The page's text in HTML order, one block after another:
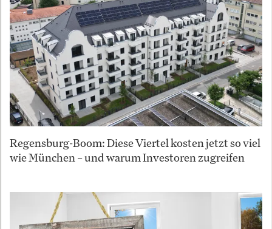
Regensburg-Boom: Diese Viertel kosten jetzt so viel
wie München – und warum Investoren zugreifen